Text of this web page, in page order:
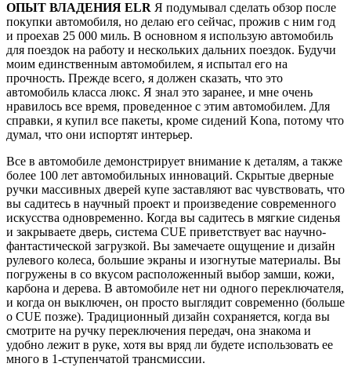
ОПЫТ ВЛАДЕНИЯ ELR Я подумывал сделать обзор после
покупки автомобиля, но делаю его сейчас, прожив с ним год
и проехав 25 000 миль. В основном я использую автомобиль
для поездок на работу и нескольких дальних поездок. Будучи
моим единственным автомобилем, я испытал его на
прочность. Прежде всего, я должен сказать, что это
автомобиль класса люкс. Я знал это заранее, и мне очень
нравилось все время, проведенное с этим автомобилем. Для
справки, я купил все пакеты, кроме сидений Kona, потому что
думал, что они испортят интерьер.
Все в автомобиле демонстрирует внимание к деталям, а также
более 100 лет автомобильных инноваций. Скрытые дверные
ручки массивных дверей купе заставляют вас чувствовать, что
вы садитесь в научный проект и произведение современного
искусства одновременно. Когда вы садитесь в мягкие сиденья
и закрываете дверь, система CUE приветствует вас научно-
фантастической загрузкой. Вы замечаете ощущение и дизайн
рулевого колеса, большие экраны и изогнутые материалы. Вы
погружены в со вкусом расположенный выбор замши, кожи,
карбона и дерева. В автомобиле нет ни одного переключателя,
и когда он выключен, он просто выглядит современно (больше
о CUE позже). Традиционный дизайн сохраняется, когда вы
смотрите на ручку переключения передач, она знакома и
удобно лежит в руке, хотя вы вряд ли будете использовать ее
много в 1-ступенчатой трансмиссии.